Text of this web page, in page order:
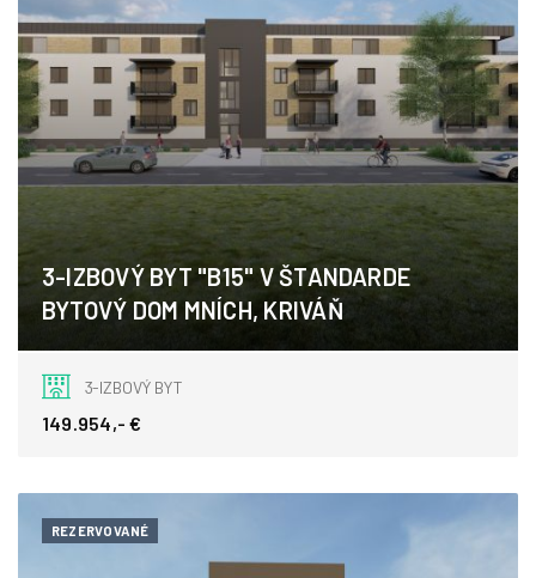
3-IZBOVÝ BYT "B15" V ŠTANDARDE
BYTOVÝ DOM MNÍCH, KRIVÁŇ
Kriváň
3-IZBOVÝ BYT
149.954,- €
REZERVOVANÉ